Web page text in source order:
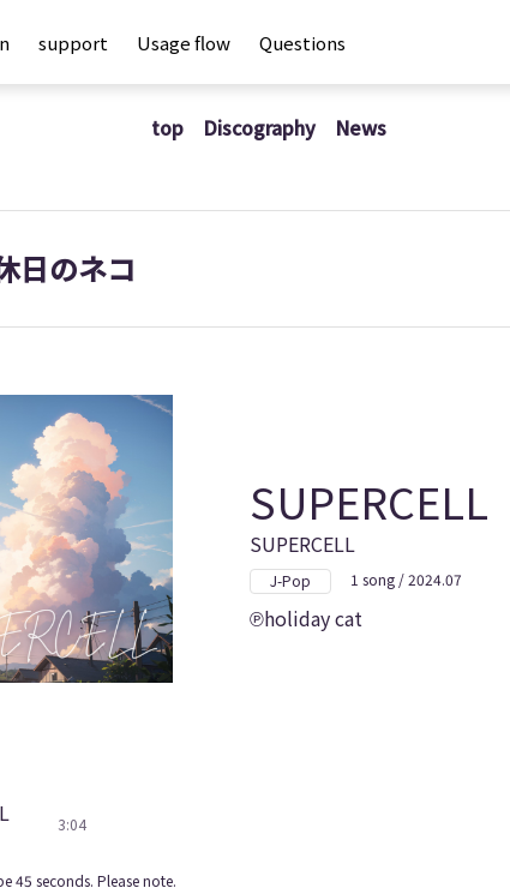
support Usage flow Questions
top Discography News
日のネコ
SUPERCELL
SUPERCELL
J-Pop 1 song / 2024.07
holiday cat
3:04
45 seconds. Please note.